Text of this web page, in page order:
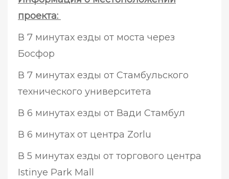
проекта:
В 7 минутах езды от моста через
Босфор
В 7 минутах езды от Стамбульского
технического университета
В 6 минутах езды от Вади Стамбул
В 6 минутах от центра Zorlu
В 5 минутах езды от торгового центра
Istinye Park Mall